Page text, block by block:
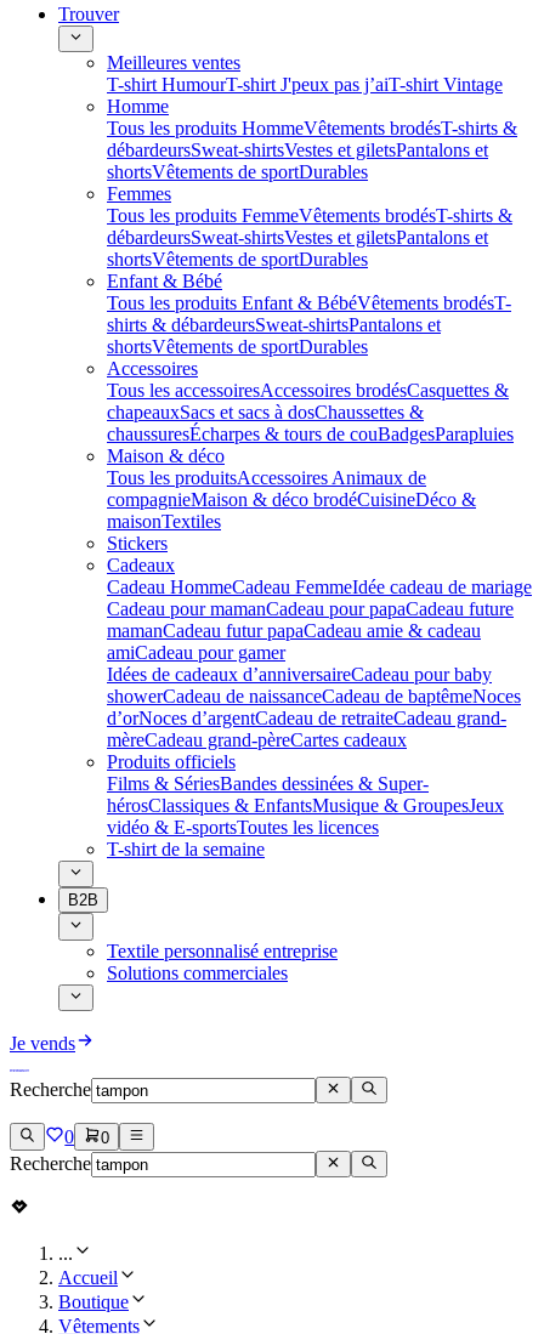
Trouver
Meilleures ventes
T-shirt HumourT-shirt J'peux pas j’aiT-shirt Vintage
Homme
Tous les produits HommeVêtements brodésT-shirts &
débardeursSweat-shirtsVestes et giletsPantalons et
shortsVêtements de sportDurables
Femmes
Tous les produits FemmeVêtements brodésT-shirts &
débardeursSweat-shirtsVestes et giletsPantalons et
shortsVêtements de sportDurables
Enfant & Bébé
Tous les produits Enfant & BébéVêtements brodésT-
shirts & débardeursSweat-shirtsPantalons et
shortsVêtements de sportDurables
Accessoires
Tous les accessoiresAccessoires brodésCasquettes &
chapeauxSacs et sacs à dosChaussettes &
chaussuresÉcharpes & tours de couBadgesParapluies
Maison & déco
Tous les produitsAccessoires Animaux de
compagnieMaison & déco brodéCuisineDéco &
maisonTextiles
Stickers
Cadeaux
Cadeau HommeCadeau FemmeIdée cadeau de mariage​
Cadeau pour mamanCadeau pour papaCadeau future
mamanCadeau futur papaCadeau amie & cadeau
amiCadeau pour gamer
Idées de cadeaux d’anniversaireCadeau pour baby
showerCadeau de naissanceCadeau de baptêmeNoces
d’orNoces d’argentCadeau de retraiteCadeau grand-
mèreCadeau grand-pèreCartes cadeaux
Produits officiels
Films & SériesBandes dessinées & Super-
hérosClassiques & EnfantsMusique & GroupesJeux
vidéo & E-sportsToutes les licences
T-shirt de la semaine
B2B
Textile personnalisé entreprise
Solutions commerciales
Je vends
Recherche
0 0
Recherche
...
Accueil
Boutique
Vêtements